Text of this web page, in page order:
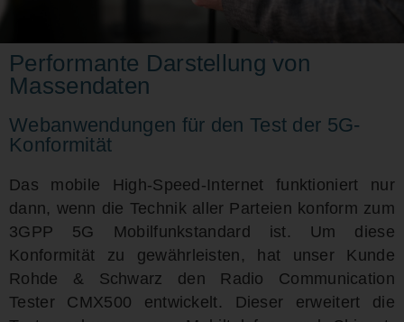
Performante Darstellung von
Massendaten
Webanwendungen für den Test der 5G-
Konformität
Das mobile High-Speed-Internet funktioniert nur
dann, wenn die Technik aller Parteien konform zum
3GPP 5G Mobilfunkstandard ist. Um diese
Konformität zu gewährleisten, hat unser Kunde
Rohde & Schwarz den Radio Communication
Tester CMX500 entwickelt. Dieser erweitert die